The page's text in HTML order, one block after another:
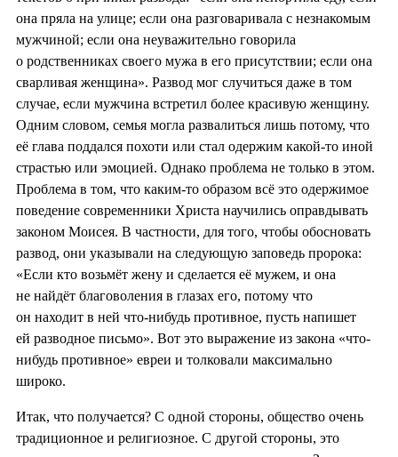
она пряла на улице; если она разговаривала с незнакомым
мужчиной; если она неуважительно говорила
о родственниках своего мужа в его присутствии; если она
сварливая женщина». Развод мог случиться даже в том
случае, если мужчина встретил более красивую женщину.
Одним словом, семья могла развалиться лишь потому, что
её глава поддался похоти или стал одержим какой-то иной
страстью или эмоцией. Однако проблема не только в этом.
Проблема в том, что каким-то образом всё это одержимое
поведение современники Христа научились оправдывать
законом Моисея. В частности, для того, чтобы обосновать
развод, они указывали на следующую заповедь пророка:
«Если кто возьмёт жену и сделается её мужем, и она
не найдёт благоволения в глазах его, потому что
он находит в ней что-нибудь противное, пусть напишет
ей разводное письмо». Вот это выражение из закона «что-
нибудь противное» евреи и толковали максимально
широко.
Итак, что получается? С одной стороны, общество очень
традиционное и религиозное. С другой стороны, это